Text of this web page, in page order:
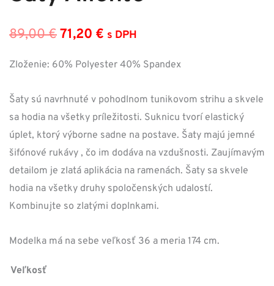
89,00€ Pôvodná
cena
89,00 €.
71,20 € Aktuálna
cena
71,20 €.
s DPH
Zloženie: 60% Polyester 40% Spandex
Šaty sú navrhnuté v pohodlnom tunikovom strihu a skvele
sa hodia na všetky príležitosti. Suknicu tvorí elastický
úplet, ktorý výborne sadne na postave. Šaty majú jemné
šifónové rukávy , čo im dodáva na vzdušnosti. Zaujímavým
detailom je zlatá aplikácia na ramenách. Šaty sa skvele
hodia na všetky druhy spoločenských udalostí.
Kombinujte so zlatými doplnkami.
Modelka má na sebe veľkosť 36 a meria 174 cm.
Veľkosť